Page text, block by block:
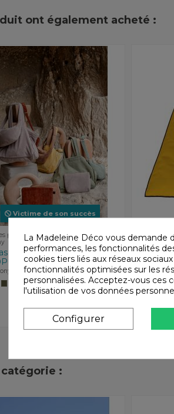
ont également acheté :
Victime de son succès
plage Harmony -
éponge ST
- Haomy
40,90 €
Bains de
Haomy
Housse
soleil
Harmony -
:
La Madeleine Déco vous demande
performances, les fonctionnalités
cookies tiers liés aux réseaux
fonctionnalités optimisées sur les
personnalisées. Acceptez-vous ces
l'utilisation de vos données
Configurer